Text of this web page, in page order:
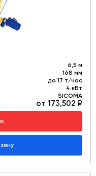
6,5 м
168 мм
до 17 т/час
4 кВт
SICOMA
от 173,502 ₽